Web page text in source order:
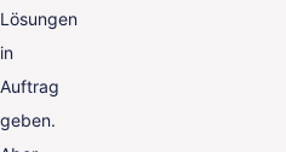
Lösungen
in
Auftrag
geben.